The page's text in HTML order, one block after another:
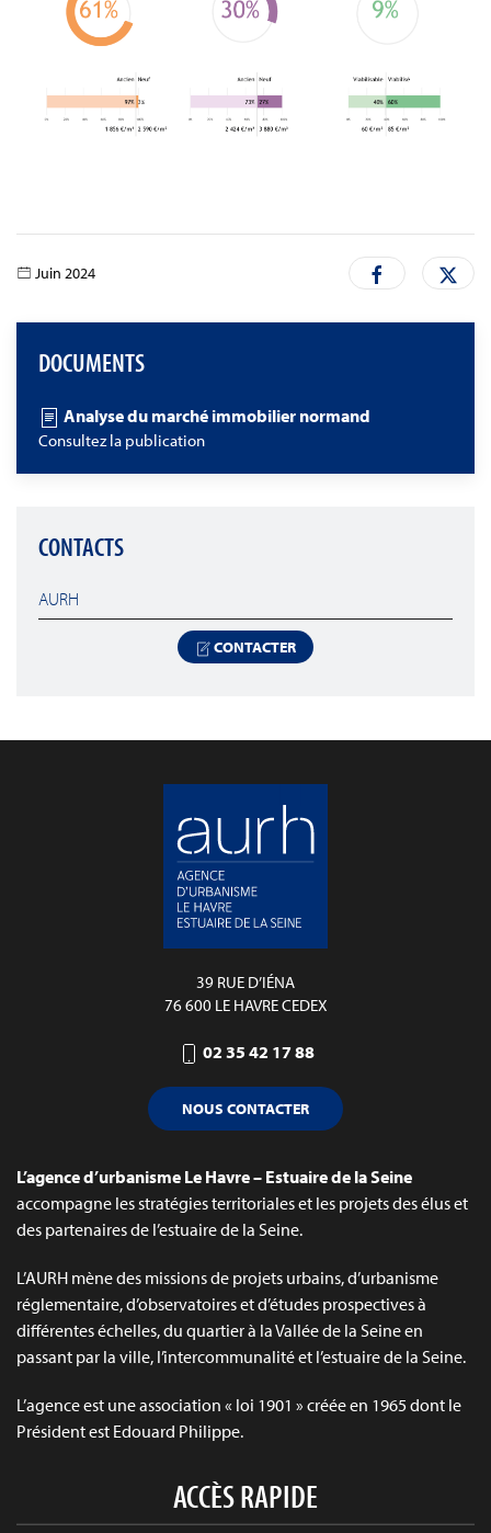
Juin 2024
DOCUMENTS
Analyse du marché immobilier normand
Consultez la publication
CONTACTS
AURH
CONTACTER
39 RUE D’IÉNA
76 600 LE HAVRE CEDEX
02 35 42 17 88
NOUS CONTACTER
L’agence d’urbanisme Le Havre – Estuaire de la Seine
accompagne les stratégies territoriales et les projets des élus et
des partenaires de l’estuaire de la Seine.
L’AURH mène des missions de projets urbains, d’urbanisme
réglementaire, d’observatoires et d’études prospectives à
différentes échelles, du quartier à la Vallée de la Seine en
passant par la ville, l’intercommunalité et l’estuaire de la Seine.
L’agence est une association « loi 1901 » créée en 1965 dont le
Président est Edouard Philippe.
ACCÈS RAPIDE